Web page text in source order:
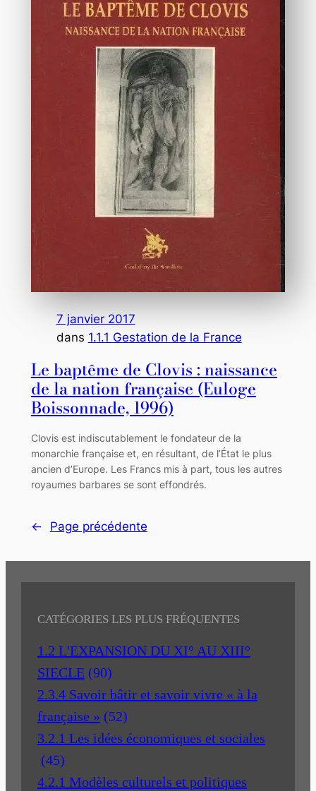
7 janvier 2017
dans 1.1.1 Gestation de la France
Le baptême de Clovis : naissance
de la nation française (Euloge
Boissonnade, 1996)
Clovis est indiscutablement le fondateur de la
monarchie française et, en résultant, de l’État le plus
ancien d’Europe. Les Francs mis à part, tous les autres
royaumes barbares se sont effondrés.
← Page précédente
CATÉGORIES LES PLUS FRÉQUENTES
1.2 L'EXPANSION DU XI° AU XIII°
SIECLE (90)
2.3.4 Savoir bâtir et savoir vivre « à la
française » (52)
3.2.1 Les idées économiques et sociales
(45)
4.2.1 Modèles culturels et politiques